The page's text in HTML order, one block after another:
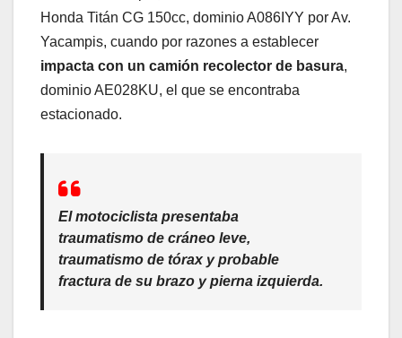
Honda Titán CG 150cc, dominio A086IYY por Av.
Yacampis, cuando por razones a establecer
impacta con un camión recolector de basura,
dominio AE028KU, el que se encontraba
estacionado.
El motociclista presentaba
traumatismo de cráneo leve,
traumatismo de tórax y probable
fractura de su brazo y pierna izquierda.